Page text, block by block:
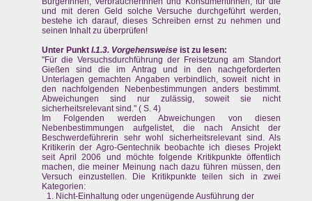
und mit deren Geld solche Versuche durchgeführt werden,
bestehe ich darauf, dieses Schreiben ernst zu nehmen und
seinen Inhalt zu überprüfen!
Unter Punkt I.1.3. Vorgehensweise ist zu lesen:
"Für die Versuchsdurchführung der Freisetzung am Standort
Gießen sind die im Antrag und in den nachgeforderten
Unterlagen gemachten Angaben verbindlich, soweit nicht in
den nachfolgenden Nebenbestimmungen anders bestimmt.
Abweichungen sind nur zulässig, soweit sie nicht
sicherheitsrelevant sind." ( S. 4)
Im Folgenden werden Abweichungen von diesen
Nebenbestimmungen aufgelistet, die nach Ansicht der
Beschwerdeführerin sehr wohl sicherheitsrelevant sind. Als
Kritikerin der Agro-Gentechnik beobachte ich dieses Projekt
seit April 2006 und möchte folgende Kritikpunkte öffentlich
machen, die meiner Meinung nach dazu führen müssen, den
Versuch einzustellen. Die Kritikpunkte teilen sich in zwei
Kategorien:
Nicht-Einhaltung oder ungenügende Ausführung der